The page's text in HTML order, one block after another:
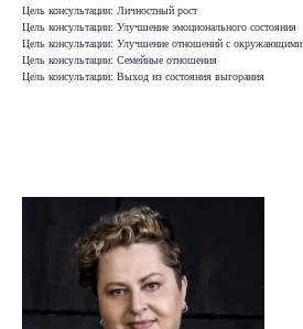
Цель консультации: Личностный рост
Цель консультации: Улучшение эмоционального состояния
Цель консультации: Улучшение отношений с окружающими
Цель консультации: Семейные отношения
Цель консультации: Выход из состояния выгорания